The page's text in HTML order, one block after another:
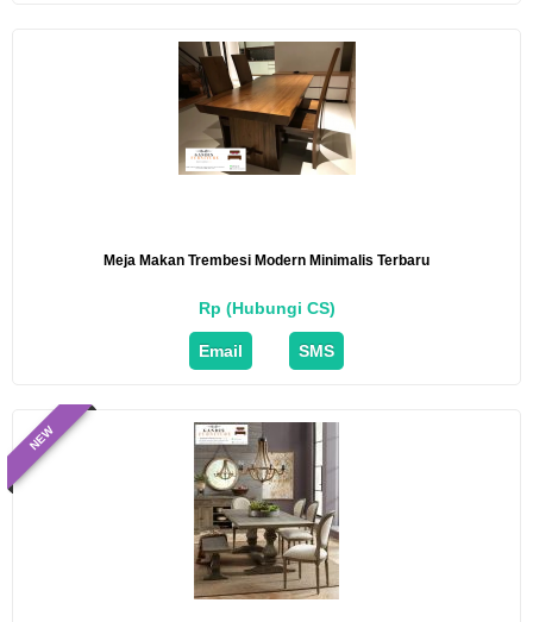
Meja Makan Trembesi Modern Minimalis Terbaru
Rp (Hubungi CS)
Email SMS
NEW